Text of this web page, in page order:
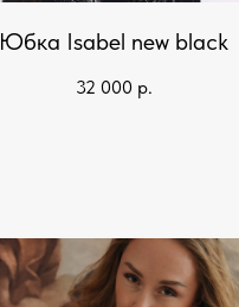
Юбка Isabel new black
32 000 р.